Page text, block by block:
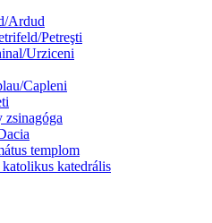
Ardud
Petreşti
Urziceni
Capleni
zsinagóga
templom
katedrális